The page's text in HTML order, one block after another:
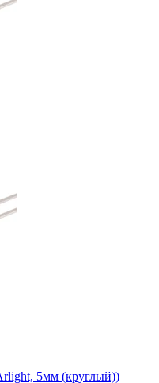
5мм (круглый))